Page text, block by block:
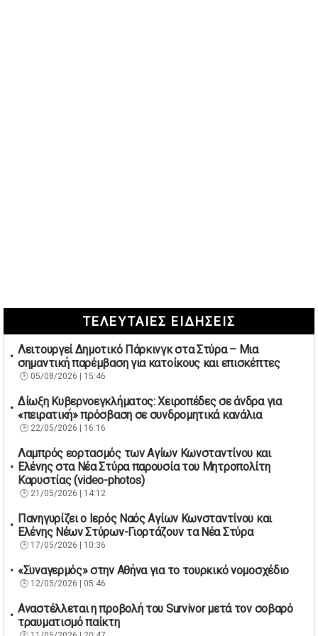
ΤΕΛΕΥΤΑΙΕΣ ΕΙΔΗΣΕΙΣ
Λειτουργεί Δημοτικό Πάρκινγκ στα Στύρα – Μια
σημαντική παρέμβαση για κατοίκους και επισκέπτες
05/08/2026 | 15:46
Δίωξη Κυβερνοεγκλήματος: Χειροπέδες σε άνδρα για
«πειρατική» πρόσβαση σε συνδρομητικά κανάλια
22/05/2026 | 16:16
Λαμπρός εορτασμός των Αγίων Κωνσταντίνου και
Ελένης στα Νέα Στύρα παρουσία του Μητροπολίτη
Καρυστίας (video-photos)
21/05/2026 | 14:12
Πανηγυρίζει ο Ιερός Ναός Αγίων Κωνσταντίνου και
Ελένης Νέων Στύρων-Γιορτάζουν τα Νέα Στύρα
17/05/2026 | 10:36
«Συναγερμός» στην Αθήνα για το τουρκικό νομοσχέδιο
12/05/2026 | 05:46
Αναστέλλεται η προβολή του Survivor μετά τον σοβαρό
τραυματισμό παίκτη